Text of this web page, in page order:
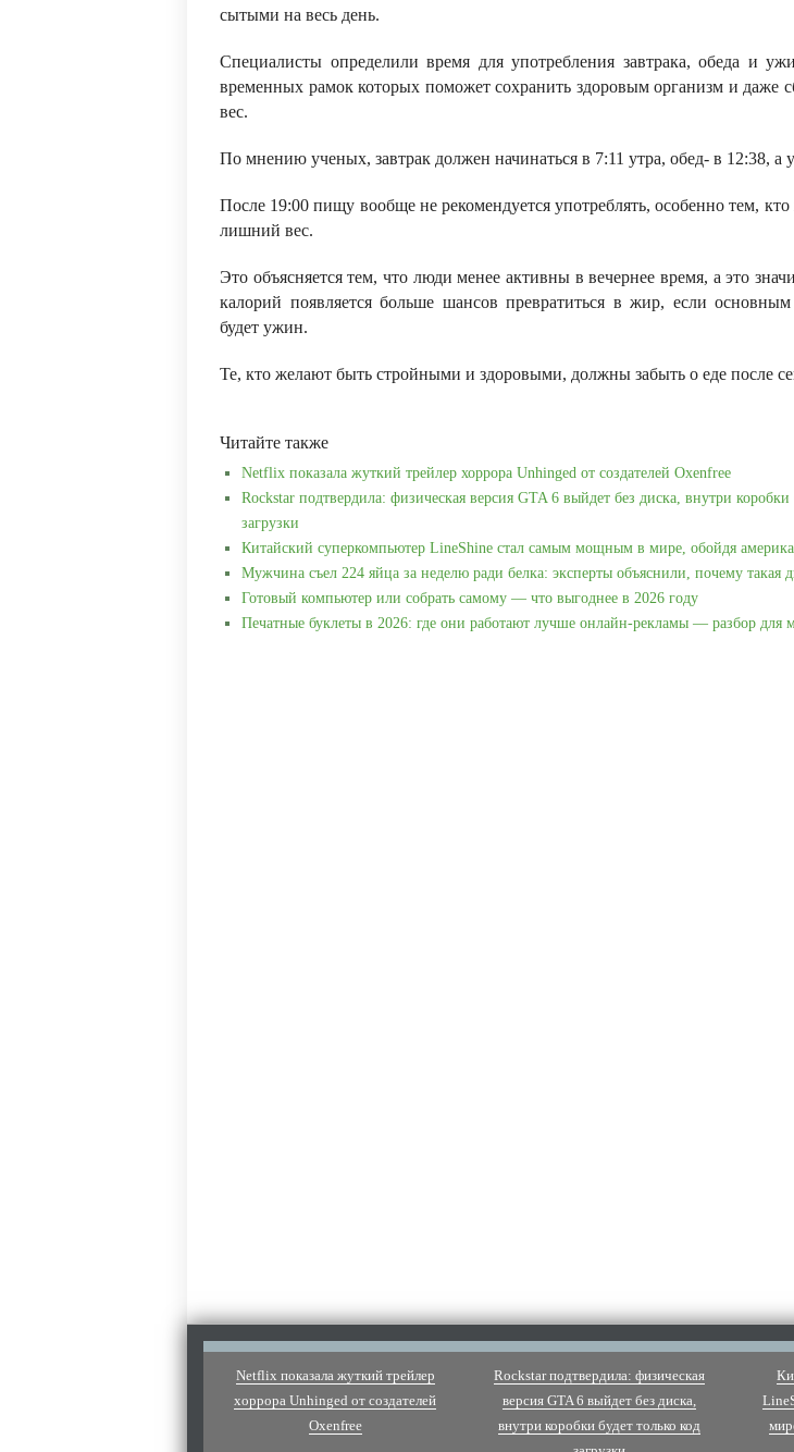
сытыми на весь день.
Специалисты определили время для употребления завтрака, обеда и
временных рамок которых поможет сохранить здоровым организм и даже
вес.
По мнению ученых, завтрак должен начинаться в 7:11 утра, обед- в 12:38, а
После 19:00 пищу вообще не рекомендуется употреблять, особенно тем, кто
лишний вес.
Это объясняется тем, что люди менее активны в вечернее время, а это
калорий появляется больше шансов превратиться в жир, если
будет ужин.
Те, кто желают быть стройными и здоровыми, должны забыть о еде после
Читайте также
Netflix показала жуткий трейлер хоррора Unhinged от создателей Oxenfree
Rockstar подтвердила: физическая версия GTA 6 выйдет без диска, внутри коробки
загрузки
Китайский суперкомпьютер LineShine стал самым мощным в мире, обойдя
Мужчина съел 224 яйца за неделю ради белка: эксперты объяснили, почему такая
Готовый компьютер или собрать самому — что выгоднее в 2026 году
Печатные буклеты в 2026: где они работают лучше онлайн-рекламы — разбор для
Netflix показала жуткий трейлер
хоррора Unhinged от создателей
Oxenfree
Rockstar подтвердила: физическая
версия GTA 6 выйдет без диска,
внутри коробки будет только код